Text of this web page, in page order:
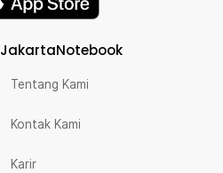
JakartaNotebook
Tentang Kami
Kontak Kami
Karir